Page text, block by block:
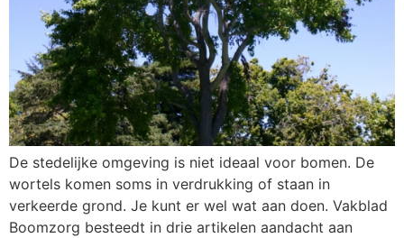
De stedelijke omgeving is niet ideaal voor bomen. De
wortels komen soms in verdrukking of staan in
verkeerde grond. Je kunt er wel wat aan doen. Vakblad
Boomzorg besteedt in drie artikelen aandacht aan